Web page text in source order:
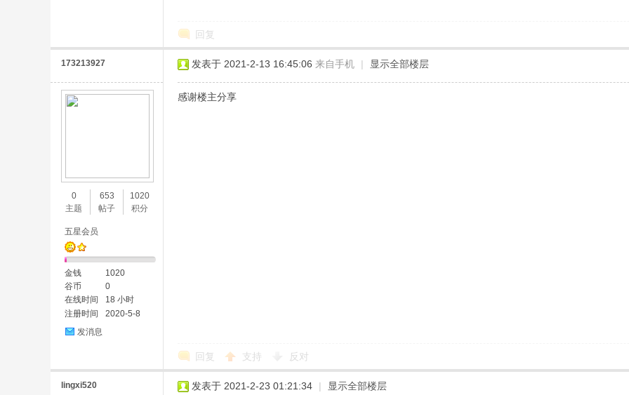
回复
173213927
0
主题
653
帖子
1020
积分
五星会员
金钱
1020
谷币
0
在线时间
18 小时
注册时间
2020-5-8
发消息
发表于 2021-2-13 16:45:06 来自手机 | 显示全部楼层
感谢楼主分享
回复 支持 反对
lingxi520 发表于 2021-2-23 01:21:34 | 显示全部楼层